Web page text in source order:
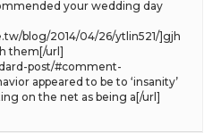
your wedding day
blog/2014/04/26/ytlin521/]gjh
them[/url]
post/#comment-
appeared to be to ‘insanity’
on the net as being a[/url]